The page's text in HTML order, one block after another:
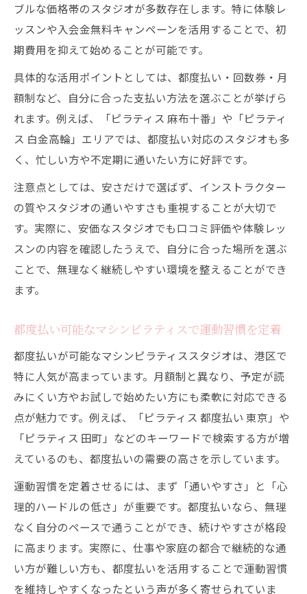
ブルな価格帯のスタジオが多数存在します。特に体験レ
ッスンや入会金無料キャンペーンを活用することで、初
期費用を抑えて始めることが可能です。
具体的な活用ポイントとしては、都度払い・回数券・月
額制など、自分に合った支払い方法を選ぶことが挙げら
れます。例えば、「ピラティス 麻布十番」や「ピラティ
ス 白金高輪」エリアでは、都度払い対応のスタジオも多
く、忙しい方や不定期に通いたい方に好評です。
注意点としては、安さだけで選ばず、インストラクター
の質やスタジオの通いやすさも重視することが大切で
す。実際に、安価なスタジオでも口コミ評価や体験レッ
スンの内容を確認したうえで、自分に合った場所を選ぶ
ことで、無理なく継続しやすい環境を整えることができ
ます。
都度払い可能なマシンピラティスで運動習慣を定着
都度払いが可能なマシンピラティススタジオは、港区で
特に人気が高まっています。月額制と異なり、予定が読
みにくい方やお試しで始めたい方にも柔軟に対応できる
点が魅力です。例えば、「ピラティス 都度払い 東京」や
「ピラティス 田町」などのキーワードで検索する方が増
えているのも、都度払いの需要の高さを示しています。
運動習慣を定着させるには、まず「通いやすさ」と「心
理的ハードルの低さ」が重要です。都度払いなら、無理
なく自分のペースで通うことができ、続けやすさが格段
に高まります。実際に、仕事や家庭の都合で継続的な通
い方が難しい方も、都度払いを活用することで運動習慣
を維持しやすくなったという声が多く寄せられていま